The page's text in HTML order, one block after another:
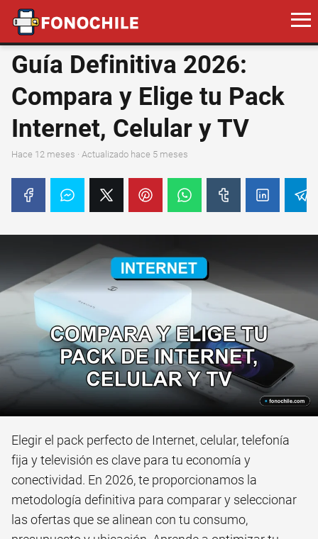
Guía Definitiva 2026:
Compara y Elige tu Pack
Internet, Celular y TV
hace 12 meses · Actualizado hace 5 meses
Elegir el pack perfecto de Internet, celular, telefonía
fija y televisión es clave para tu economía y
conectividad. En 2026, te proporcionamos la
metodología definitiva para comparar y seleccionar
las ofertas que se alinean con tu consumo,